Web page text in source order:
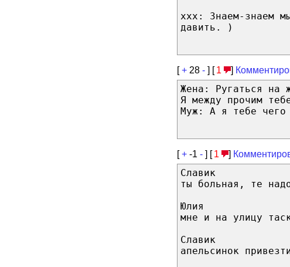
ххх: Знаем-знаем
давить. )
[+ 28 - ] [ 1 ]
Жена: Ругаться на
Я между прочим
Муж: А я тебе чего
[+ -1 - ] [ 1 ]
Славик
ты больная, те
Юлия
мне и на улицу
Славик
апельсинок